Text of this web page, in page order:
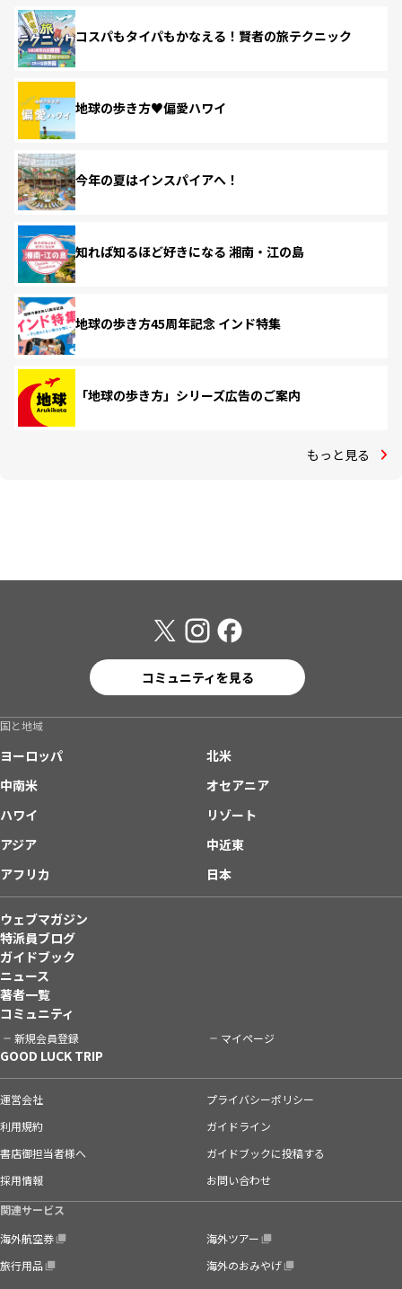
コスパもタイパもかなえる！賢者の旅テクニック
地球の歩き方♥偏愛ハワイ
今年の夏はインスパイアへ！
知れば知るほど好きになる 湘南・江の島
地球の歩き方45周年記念 インド特集
「地球の歩き方」シリーズ広告のご案内
もっと見る
コミュニティを見る
国と地域
ヨーロッパ
北米
中南米
オセアニア
ハワイ
リゾート
アジア
中近東
アフリカ
日本
ウェブマガジン
特派員ブログ
ガイドブック
ニュース
著者一覧
コミュニティ
新規会員登録 マイページ
GOOD LUCK TRIP
運営会社
プライバシーポリシー
利用規約
ガイドライン
書店御担当者様へ
ガイドブックに投稿する
採用情報
お問い合わせ
関連サービス
海外航空券
海外ツアー
旅行用品
海外のおみやげ